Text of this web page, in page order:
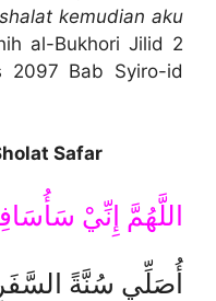
kemudian aku
al-Bukhori Jilid 2
2097 Bab Syiro-id
Safar
اللَّهُمَّ إِنِّيْ
أُصَلِّي سُنَّةً